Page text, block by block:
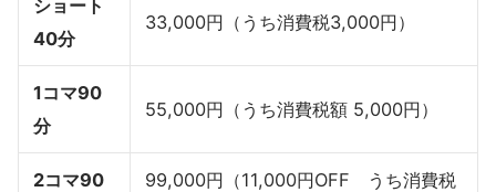
ショート
40分
33,000円（うち消費税3,000円）
1コマ90
分
55,000円（うち消費税額 5,000円）
2コマ90
99,000円（11,000円OFF うち消費税